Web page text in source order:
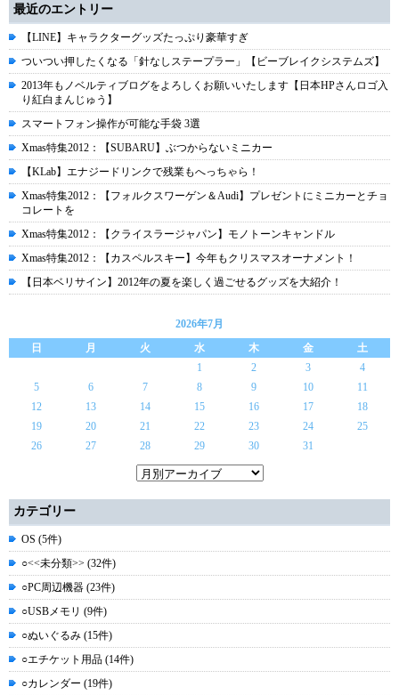
最近のエントリー
【LINE】キャラクターグッズたっぷり豪華すぎ
ついつい押したくなる「針なしステープラー」【ビーブレイクシステムズ】
2013年もノベルティブログをよろしくお願いいたします【日本HPさんロゴ入
り紅白まんじゅう】
スマートフォン操作が可能な手袋 3選
Xmas特集2012：【SUBARU】ぶつからないミニカー
【KLab】エナジードリンクで残業もへっちゃら！
Xmas特集2012：【フォルクスワーゲン＆Audi】プレゼントにミニカーとチョ
コレートを
Xmas特集2012：【クライスラージャパン】モノトーンキャンドル
Xmas特集2012：【カスペルスキー】今年もクリスマスオーナメント！
【日本ベリサイン】2012年の夏を楽しく過ごせるグッズを大紹介！
2026年7月
日
月 火 水 木 金
土
1
2 3
4
5
6 7 8 9 10
11
12
13 14 15 16 17
18
19
20 21 22 23 24
25
26
27 28 29 30 31
カテゴリー
OS (5件)
○<<未分類>> (32件)
○PC周辺機器 (23件)
○USBメモリ (9件)
○ぬいぐるみ (15件)
○エチケット用品 (14件)
○カレンダー (19件)